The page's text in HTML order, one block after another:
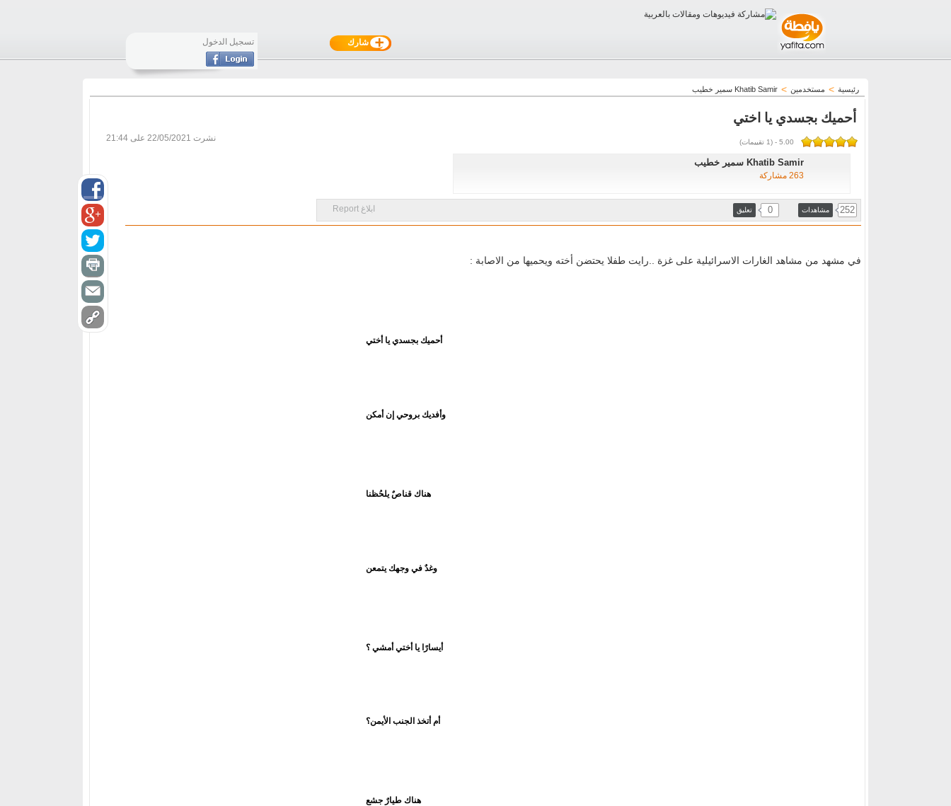
شارك تسجيل الدخول
رئيسية > مستخدمين > Khatib Samir سمير خطيب
أحميك بجسدي يا اختي
5.00
-
(
1 تقييمات) نشرت 22/05/2021 على 21:44
Khatib Samir سمير خطيب
263 مشاركة
252 مشاهدات 0 تعليق ابلاغ Report
في مشهد من مشاهد الغارات الاسرائيلية على غزة ..رايت طفلا يحتضن أخته ويحميها من الاصابة :
أحميك بجسدي يا أختي
وأفديك بروحي إن أمكن
هناك قناصٌ يلحُظنا
وغدٌ في وجهك يتمعن
أيسارًا يا أختي أمشي ؟
أم أتخذ الجنب الأيمن؟
هناك طيارٌ جشع